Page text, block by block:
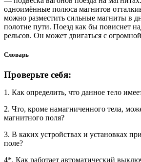
одноимённые полюса магнитов
можно разместить сильные магниты в
полотне пути. Поезд как бы повиснет
рельсов. Он может двигаться с
Словарь
Проверьте себя:
1. Как определить, что данное тело
2. Что, кроме намагниченного тела,
магнитного поля?
3. В каких устройствах и установках
поле?
4*. Как работает автоматический